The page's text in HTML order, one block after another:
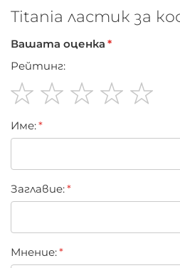
Titania ластик за
Вашата оценка
Рейтинг:
star
stars
stars
stars
stars
Име:
Заглавиe:
Мнение: